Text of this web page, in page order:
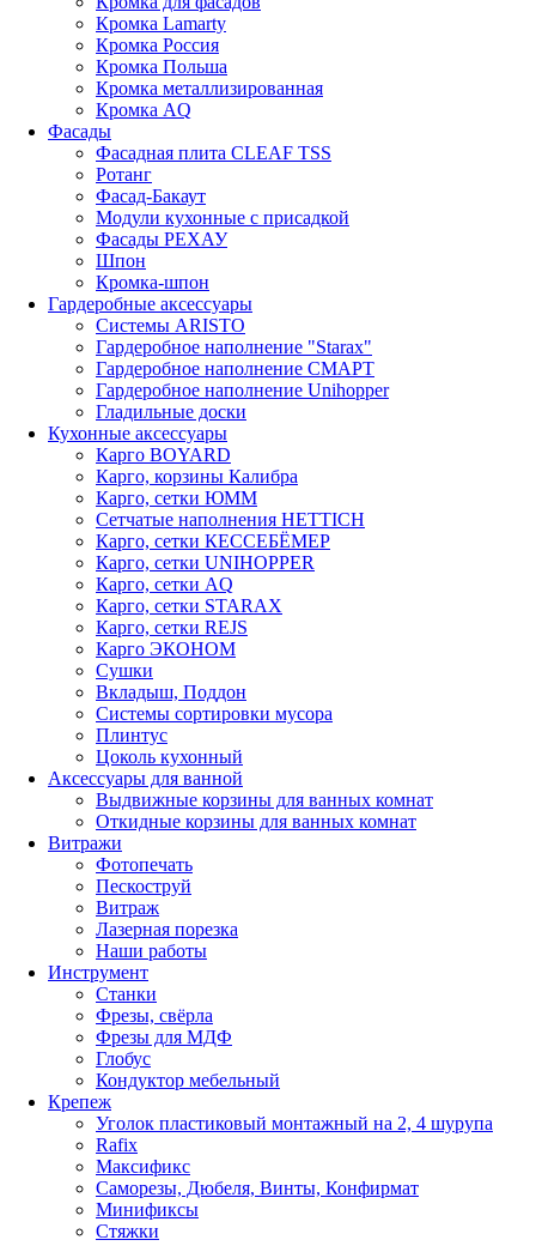
Кромка Lamarty
Кромка Россия
Кромка Польша
Кромка металлизированная
Кромка AQ
Фасады
Фасадная плита CLEAF TSS
Ротанг
Фасад-Бакаут
Модули кухонные с присадкой
Фасады РЕХАУ
Шпон
Кромка-шпон
Гардеробные аксессуары
Системы ARISTO
Гардеробное наполнение "Starax"
Гардеробное наполнение СМАРТ
Гардеробное наполнение Unihopper
Гладильные доски
Кухонные аксессуары
Карго BOYARD
Карго, корзины Калибра
Карго, сетки ЮММ
Сетчатые наполнения HETTICH
Карго, сетки КЕССЕБЁМЕР
Карго, сетки UNIHOPPER
Карго, сетки AQ
Карго, сетки STARAX
Карго, сетки REJS
Карго ЭКОНОМ
Сушки
Вкладыш, Поддон
Системы сортировки мусора
Плинтус
Цоколь кухонный
Аксессуары для ванной
Выдвижные корзины для ванных комнат
Откидные корзины для ванных комнат
Витражи
Фотопечать
Пескоструй
Витраж
Лазерная порезка
Наши работы
Инструмент
Станки
Фрезы, свёрла
Фрезы для МДФ
Глобус
Кондуктор мебельный
Крепеж
Уголок пластиковый монтажный на 2, 4 шурупа
Rafix
Максификс
Саморезы, Дюбеля, Винты, Конфирмат
Минификсы
Стяжки